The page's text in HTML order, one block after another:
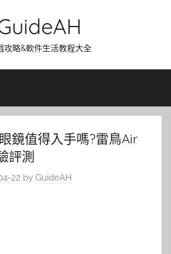
攻略&軟件生活教程大全
鏡值得入手嗎?雷鳥Air
評測
22 by GuideAH